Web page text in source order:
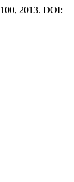
2013. DOI: